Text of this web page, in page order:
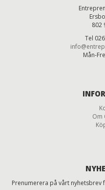
802
Tel
Mån-
Om
Prenumerera på vårt